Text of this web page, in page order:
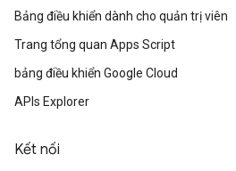
Bảng điều khiển dành cho quản trị viên
Trang tổng quan Apps Script
bảng điều khiển Google Cloud
APIs Explorer
Kết nối